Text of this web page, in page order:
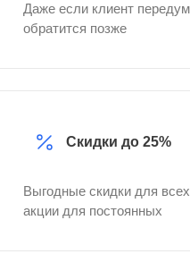
Даже если клиент
обратится позже
Скидки до 25%
Выгодные скидки для
акции для постоянных